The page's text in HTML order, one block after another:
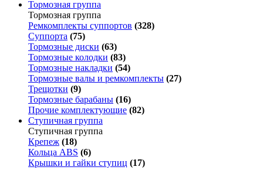
Тормозная группа
Тормозная группа
Ремкомплекты суппортов (328)
Суппорта (75)
Тормозные диски (63)
Тормозные колодки (83)
Тормозные накладки (54)
Тормозные валы и ремкомплекты (27)
Трещотки (9)
Тормозные барабаны (16)
Прочие комплектующие (82)
Ступичная группа
Ступичная группа
Крепеж (18)
Кольца ABS (6)
Крышки и гайки ступиц (17)